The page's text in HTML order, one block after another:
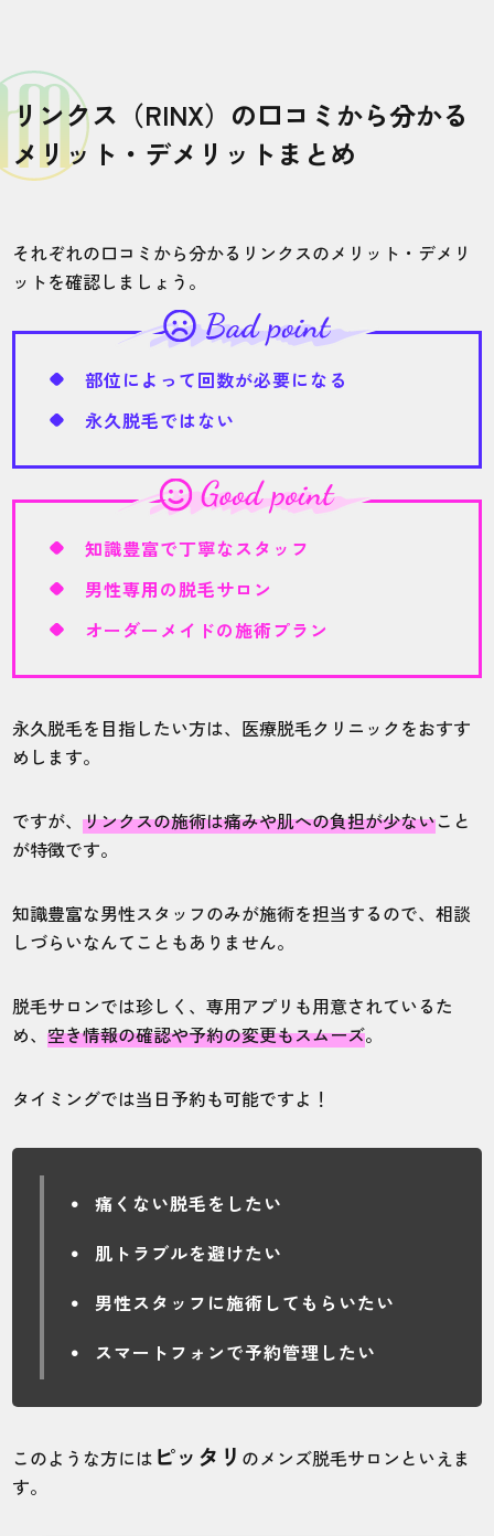
リンクス（RINX）の口コミから分かる
メリット・デメリットまとめ
それぞれの口コミから分かるリンクスのメリット・デメリ
ットを確認しましょう。
部位によって回数が必要になる
永久脱毛ではない
知識豊富で丁寧なスタッフ
男性専用の脱毛サロン
オーダーメイドの施術プラン
永久脱毛を目指したい方は、医療脱毛クリニックをおすす
めします。
ですが、リンクスの施術は痛みや肌への負担が少ないこと
が特徴です。
知識豊富な男性スタッフのみが施術を担当するので、相談
しづらいなんてこともありません。
脱毛サロンでは珍しく、専用アプリも用意されているた
め、空き情報の確認や予約の変更もスムーズ。
タイミングでは当日予約も可能ですよ！
痛くない脱毛をしたい
肌トラブルを避けたい
男性スタッフに施術してもらいたい
スマートフォンで予約管理したい
このような方には ピッタリ のメンズ脱毛サロンといえま
す。